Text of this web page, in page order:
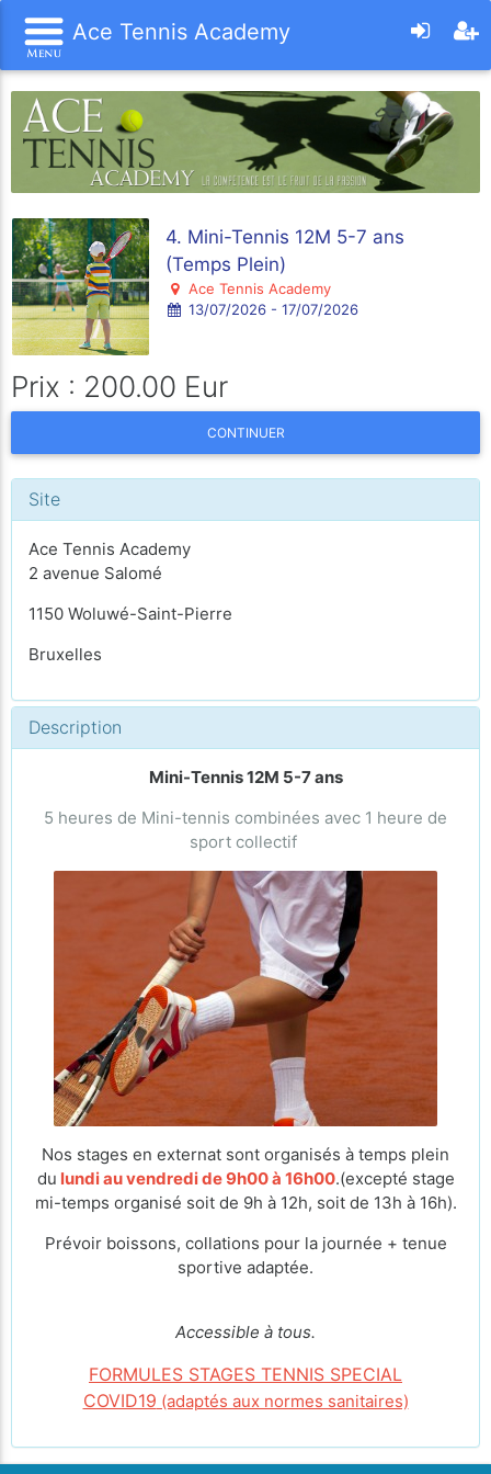
Ace Tennis Academy
4. Mini-Tennis 12M 5-7 ans
(Temps Plein)
Ace Tennis Academy
13/07/2026 - 17/07/2026
Prix : 200.00 Eur
CONTINUER
Site
Ace Tennis Academy
2 avenue Salomé
1150 Woluwé-Saint-Pierre
Bruxelles
Description
Mini-Tennis 12M 5-7 ans
5 heures de Mini-tennis combinées avec 1 heure de
sport collectif
Nos stages en externat sont organisés à temps plein
du lundi au vendredi de 9h00 à 16h00.(excepté stage
mi-temps organisé soit de 9h à 12h, soit de 13h à 16h).
Prévoir boissons, collations pour la journée + tenue
sportive adaptée.
Accessible à tous.
FORMULES STAGES TENNIS SPECIAL
COVID19 (adaptés aux normes sanitaires)